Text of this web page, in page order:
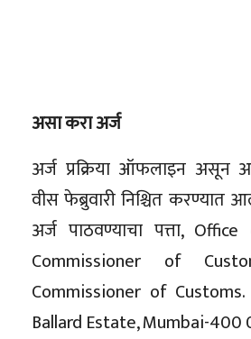
असा करा अर्ज
अर्ज प्रक्रिया ऑफलाइन असून
वीस फेब्रुवारी निश्चित
अर्ज पाठवण्याचा पत्ता,
Commissioner of
Commissioner of
Ballard Estate, Mumbai-400